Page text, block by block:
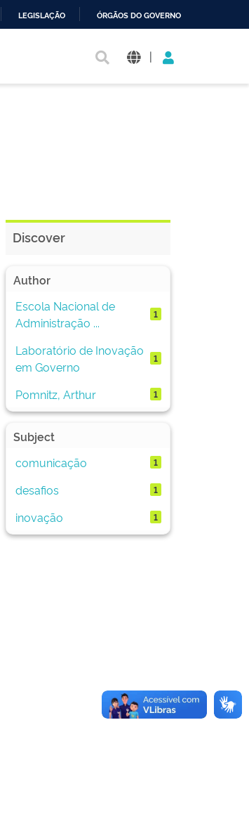
LEGISLAÇÃO ÓRGÃOS DO GOVERNO
|
Discover
Author
Escola Nacional de
Administração ...
1
Laboratório de Inovação
em Governo
1
Pomnitz, Arthur 1
Subject
comunicação
1
desafios 1
inovação 1